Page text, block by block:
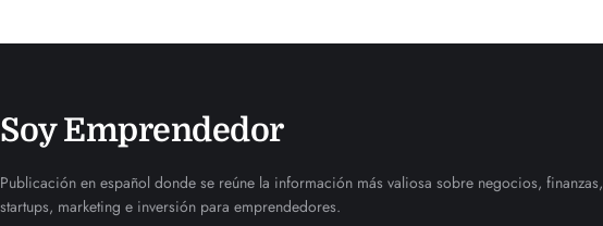
Soy Emprendedor
Publicación en español donde se reúne la información más valiosa sobre negocios, finanzas,
startups, marketing e inversión para emprendedores.